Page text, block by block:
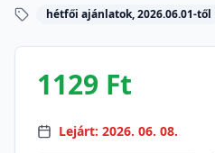
hétfői ajánlatok, 2026.06.01-től
1129 Ft
Lejárt: 2026. 06. 08.